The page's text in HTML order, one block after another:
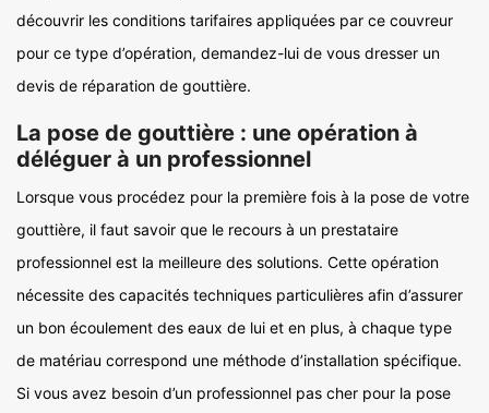
découvrir les conditions tarifaires appliquées par ce couvreur
pour ce type d’opération, demandez-lui de vous dresser un
devis de réparation de gouttière.
La pose de gouttière : une opération à
déléguer à un professionnel
Lorsque vous procédez pour la première fois à la pose de votre
gouttière, il faut savoir que le recours à un prestataire
professionnel est la meilleure des solutions. Cette opération
nécessite des capacités techniques particulières afin d’assurer
un bon écoulement des eaux de lui et en plus, à chaque type
de matériau correspond une méthode d’installation spécifique.
Si vous avez besoin d’un professionnel pas cher pour la pose